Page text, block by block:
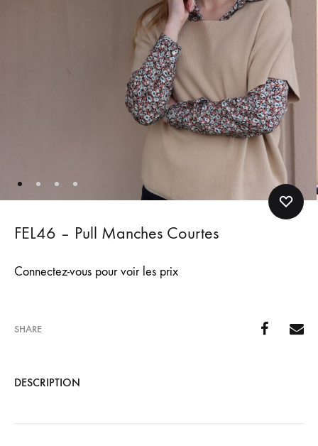
FEL46 – Pull Manches Courtes
Connectez-vous pour voir les prix
SHARE
DESCRIPTION